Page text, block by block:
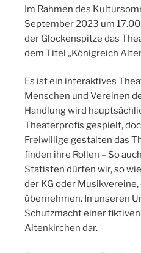
Im Rahmen des
September 2023 um
der Glockenspitze das
dem Titel „Königreich
Es ist ein interaktives
Menschen und Vereinen
Handlung wird
Theaterprofis gespielt,
Freiwillige gestalten das
finden ihre Rollen – So
Statisten dürfen wir, so
der KG oder
übernehmen. In unseren
Schutzmacht einer
Altenkirchen dar.